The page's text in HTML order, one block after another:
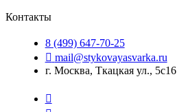
Контакты
8 (499) 647-70-25
mail@stykovayasvarka.ru
г. Москва, Ткацкая ул., 5с16